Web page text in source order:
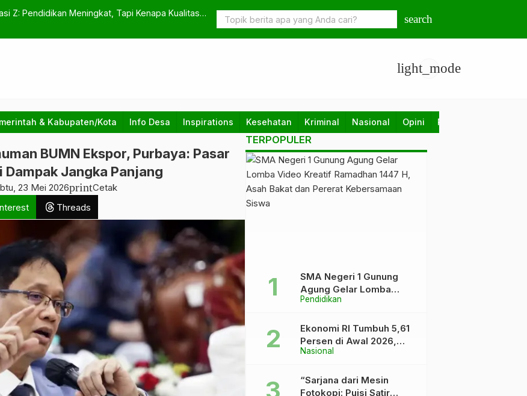
Z: Pendidikan Meningkat, Tapi Kenapa Kualitas
Rupiah Mendekati Rp18.000 per Dolar AS, Ini Faktor Penyebab dan
bagi Masyarakat
search
light_mode
& Kabupaten/Kota Info Desa Inspirations Kesehatan Kriminal Nasional Opini Pendidikan
BUMN Ekspor, Purbaya: Pasar
Dampak Jangka Panjang
23 Mei 2026printCetak
Threads
TERPOPULER
Pendidikan
SMA Negeri 1 Gunung
Agung Gelar Lomba
Video Kreatif Ramadhan
Pererat Kebersamaan
Siswa
Nasional
Ekonomi RI Tumbuh 5,61
Persen di Awal 2026,
Pemerintah Klaim Keluar
“Sarjana dari Mesin
Fotokopi: Puisi Satir